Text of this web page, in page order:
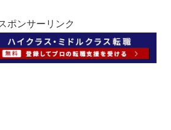
ポンサーリンク